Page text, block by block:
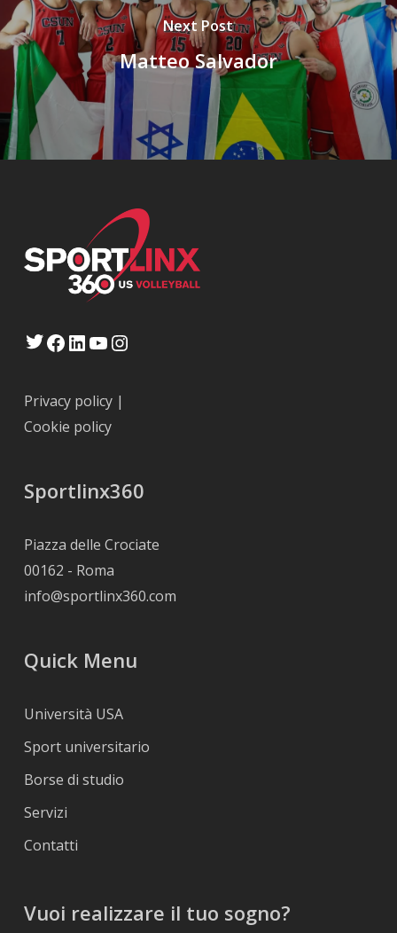
Next Post
Matteo Salvador
Twitter
Facebook
LinkedIn
YouTube
Privacy policy|
Cookie policy
Sportlinx360
Piazza delle Crociate
00162 - Roma
info@sportlinx360.com
Quick Menu
Università USA
Sport universitario
Borse di studio
Servizi
Contatti
Vuoi realizzare il tuo sogno?